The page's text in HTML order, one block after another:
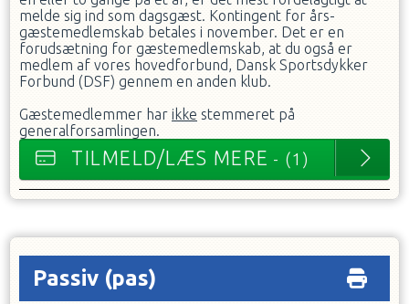
melde sig ind som dagsgæst. Kontingent for års-
gæstemedlemskab betales i november. Det er en
forudsætning for gæstemedlemskab, at du også er
medlem af vores hovedforbund, Dansk Sportsdykker
Forbund (DSF) gennem en anden klub.
Gæstemedlemmer har ikke stemmeret på
generalforsamlingen.
TILMELD/LÆS MERE - (1)
Passiv (pas)